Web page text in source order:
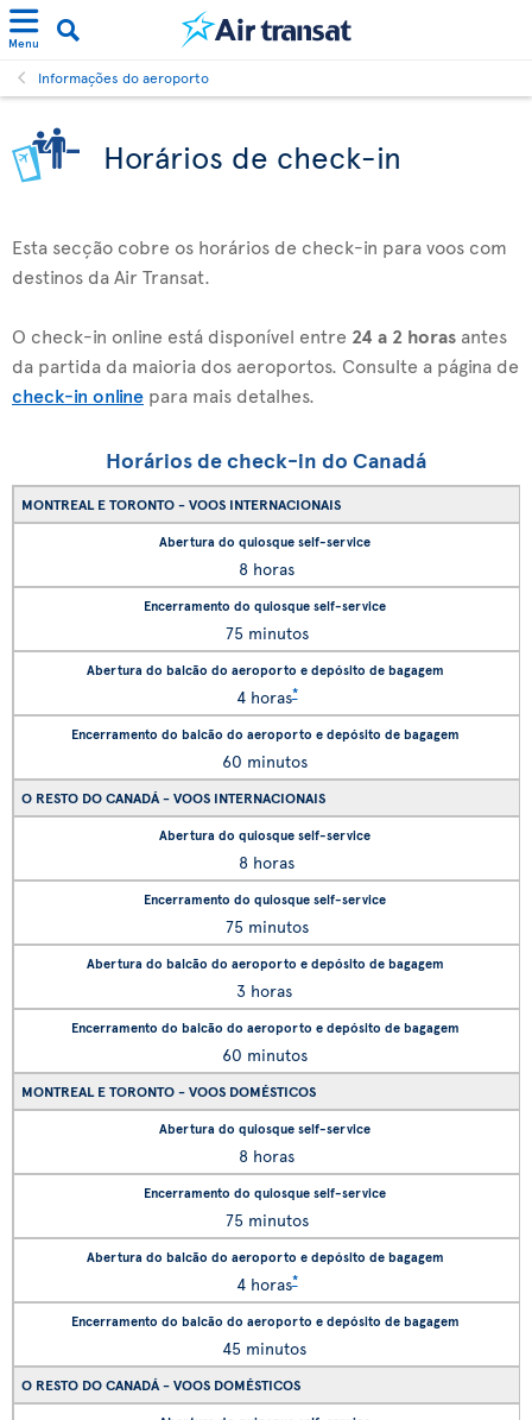
Menu
Informações do aeroporto
Horários de check-in
Esta secção cobre os horários de check-in para voos com
destinos da Air Transat.
O check-in online está disponível entre 24 a 2 horas antes
da partida da maioria dos aeroportos. Consulte a página de
check-in online para mais detalhes.
Horários de check-in do Canadá
MONTREAL E TORONTO - VOOS INTERNACIONAIS
8 horas
75 minutos
4 horas*
60 minutos
O RESTO DO CANADÁ - VOOS INTERNACIONAIS
8 horas
75 minutos
3 horas
60 minutos
MONTREAL E TORONTO - VOOS DOMÉSTICOS
8 horas
75 minutos
4 horas*
45 minutos
O RESTO DO CANADÁ - VOOS DOMÉSTICOS